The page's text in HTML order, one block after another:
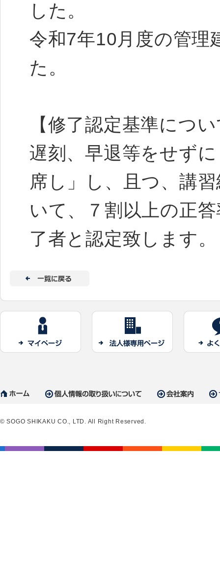
した。
令和7年10月度の管理
た。
【修了認定基準につ
遅刻、早退等をせず
席し」し、且つ、講
いて、７割以上の正
了者と認定致します。
© SOGO SHIKAKU CO., LTD. All Right Reserved.